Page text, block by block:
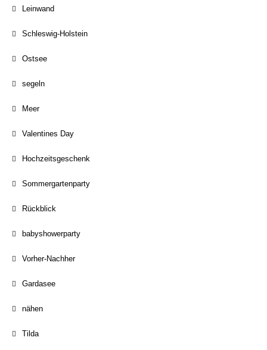
Leinwand
Schleswig-Holstein
Ostsee
segeln
Meer
Valentines Day
Hochzeitsgeschenk
Sommergartenparty
Rückblick
babyshowerparty
Vorher-Nachher
Gardasee
nähen
Tilda